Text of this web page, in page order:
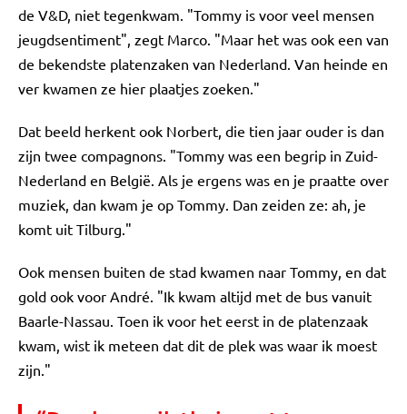
de V&D, niet tegenkwam. "Tommy is voor veel mensen
jeugdsentiment", zegt Marco. "Maar het was ook een van
de bekendste platenzaken van Nederland. Van heinde en
ver kwamen ze hier plaatjes zoeken."
Dat beeld herkent ook Norbert, die tien jaar ouder is dan
zijn twee compagnons. "Tommy was een begrip in Zuid-
Nederland en België. Als je ergens was en je praatte over
muziek, dan kwam je op Tommy. Dan zeiden ze: ah, je
komt uit Tilburg."
Ook mensen buiten de stad kwamen naar Tommy, en dat
gold ook voor André. "Ik kwam altijd met de bus vanuit
Baarle-Nassau. Toen ik voor het eerst in de platenzaak
kwam, wist ik meteen dat dit de plek was waar ik moest
zijn."